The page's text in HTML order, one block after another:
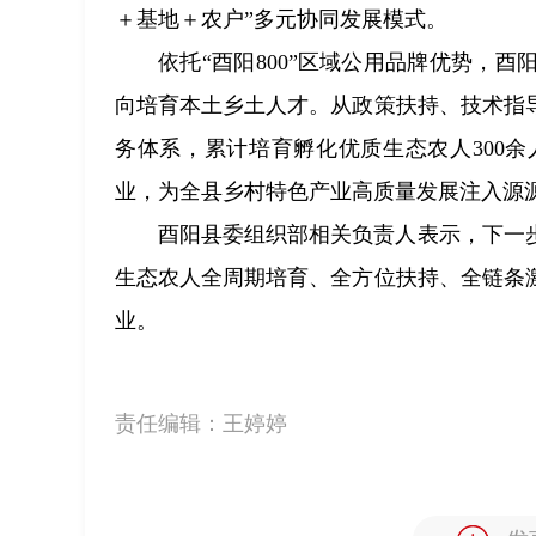
＋基地＋农户”多元协同发展模式。
依托“酉阳800”区域公用品牌优势，酉
向培育本土乡土人才。从政策扶持、技术
务体系，累计培育孵化优质生态农人300
业，为全县乡村特色产业高质量发展注入源
酉阳县委组织部相关负责人表示，下一
生态农人全周期培育、全方位扶持、全链
业。
责任编辑： 王婷婷